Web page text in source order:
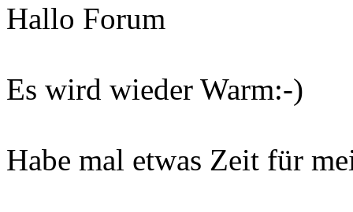
Hallo Forum
Es wird wieder Warm:-)
Habe mal etwas Zeit für